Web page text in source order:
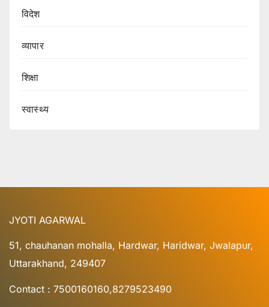
विदेश
व्यापार
शिक्षा
स्वास्थ्य
JYOTI AGARWAL
51, chauhanan mohalla, Hardwar, Haridwar, Jwalapur,
Uttarakhand, 249407
Contact : 7500160160,8279523490